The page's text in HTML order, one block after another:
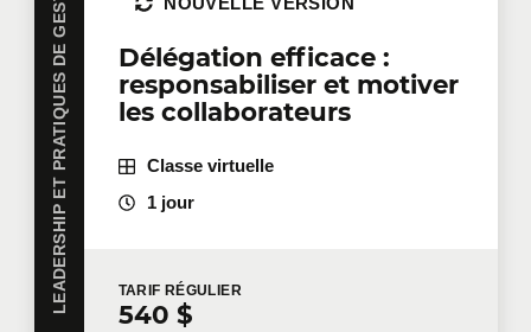
LEADERSHIP ET PRATIQUES DE GESTION
Délégation efficace :
responsabiliser et motiver
les collaborateurs
Classe virtuelle
1 jour
TARIF RÉGULIER
540 $